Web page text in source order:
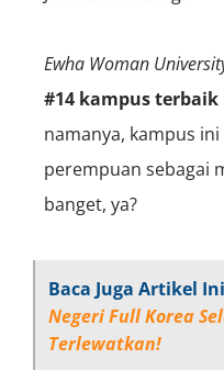
Ewha Woman
#14 kampus terbaik
namanya, kampus
perempuan sebagai
banget, ya?
Baca Juga Artikel
Negeri Full Korea
Terlewatkan!